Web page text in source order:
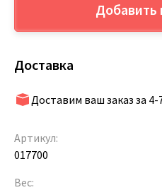
Добавить
Доставка
Доставим ваш заказ за
Артикул:
017700
Вес: